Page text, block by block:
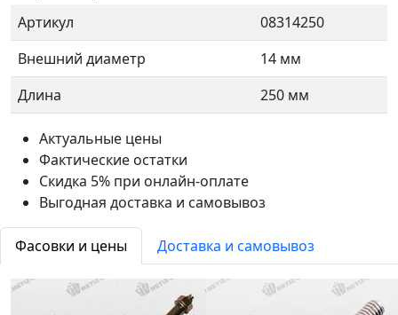
Артикул
08314250
Внешний диаметр
14 мм
Длина
250 мм
Актуальные цены
Фактические остатки
Скидка 5% при онлайн-оплате
Выгодная доставка и самовывоз
Фасовки и цены Доставка и самовывоз